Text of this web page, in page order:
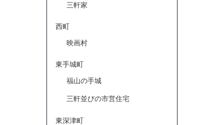
三軒家
西町
映画村
東手城町
福山の手城
三軒並びの市営住宅
東深津町